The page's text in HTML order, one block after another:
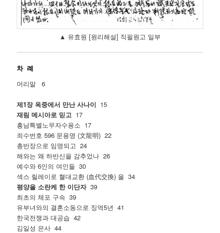
▲ 유효원 [원리해설] 직필원고 일부
차 례
머리말 6
제1장 옥중에서 만난 사나이 15
재림 메시아로 믿고 17
흥남특별노무자수용소 17
죄수번호 596 문용명 (文龍明) 22
총반장으로 임명되고 24
해와는 왜 하반신을 감추었나 26
예수와 6인의 여인들 30
섹스 릴레이로 혈대교환 (血代交換) 을 34
평양을 소란케 한 이단자39
최초의 체포 구속 39
유부녀와의 결혼소동으로 징역5년 41
한국전쟁과 대공습 42
김일성 은사 44